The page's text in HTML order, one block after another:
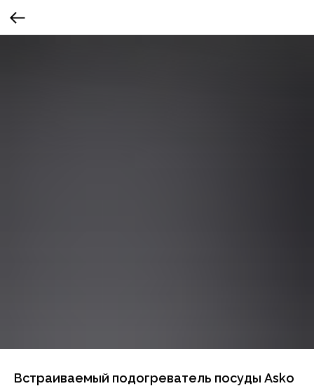
Встраиваемый подогреватель посуды Asko